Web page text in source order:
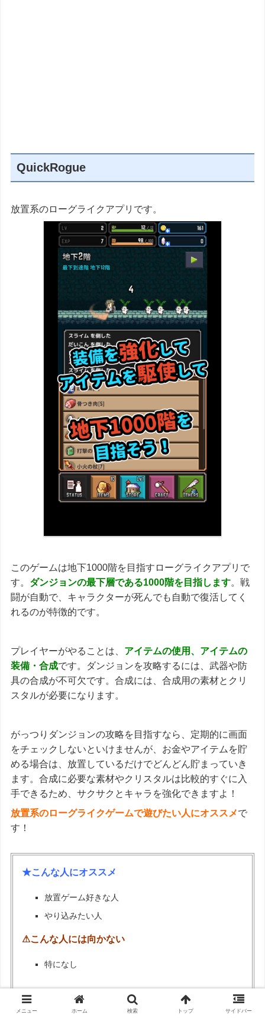
QuickRogue
放置系のローグライクアプリです。
このゲームは地下1000階を目指すローグライクアプリで
す。 ダンジョンの最下層である1000階を目指します。戦
闘が自動で、キャラクターが死んでも自動で復活してく
れるのが特徴的です。
プレイヤーがやることは、 アイテムの使用、アイテムの
装備・合成です。ダンジョンを攻略するには、武器や防
具の合成が不可欠です。合成には、合成用の素材とクリ
スタルが必要になります。
がっつりダンジョンの攻略を目指すなら、定期的に画面
をチェックしないといけませんが、お金やアイテムを貯
める場合は、放置しているだけでどんどん貯まっていき
ます。合成に必要な素材やクリスタルは比較的すぐに入
手できるため、サクサクとキャラを強化できますよ！
放置系のローグライクゲームで遊びたい人にオススメで
す！
★こんな人にオススメ
放置ゲーム好きな人
やり込みたい人
⚠こんな人には向かない
特になし
メニュー ホーム 検索 トップ サイドバー